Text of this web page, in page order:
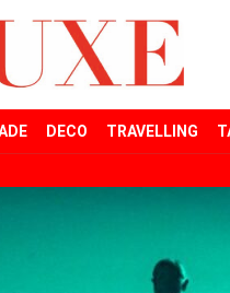
DECO TRAVELLING